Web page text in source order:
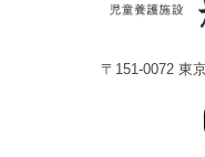
〒151-0072 東